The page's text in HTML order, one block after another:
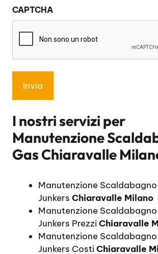
privacy
CAPTCHA
I nostri servizi per
Manutenzione
Gas Chiaravalle
Manutenzione Scaldabagno
Junkers Chiaravalle Milano
Manutenzione Scaldabagno
Junkers PrezziChiaravalle
Manutenzione Scaldabagno
Junkers CostiChiaravalle